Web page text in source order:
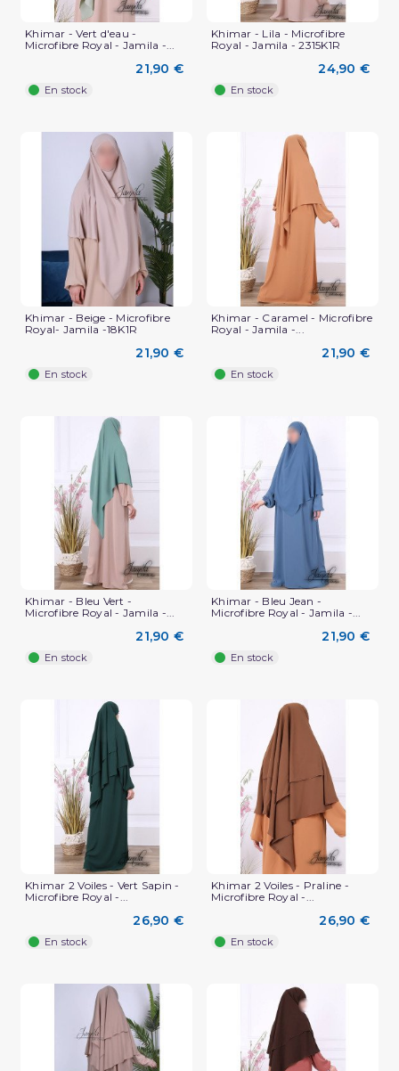
Khimar - Vert d'eau -
Microfibre Royal - Jamila -...
21,90 €
En stock
Khimar - Lila - Microfibre
Royal - Jamila - 2315K1R
24,90 €
En stock
Khimar - Beige - Microfibre
Royal- Jamila -18K1R
21,90 €
En stock
Khimar - Caramel - Microfibre
Royal - Jamila -...
21,90 €
En stock
Khimar - Bleu Vert -
Microfibre Royal - Jamila -...
21,90 €
En stock
Khimar - Bleu Jean -
Microfibre Royal - Jamila -...
21,90 €
En stock
Khimar 2 Voiles - Vert Sapin -
Microfibre Royal -...
26,90 €
En stock
Khimar 2 Voiles - Praline -
Microfibre Royal -...
26,90 €
En stock